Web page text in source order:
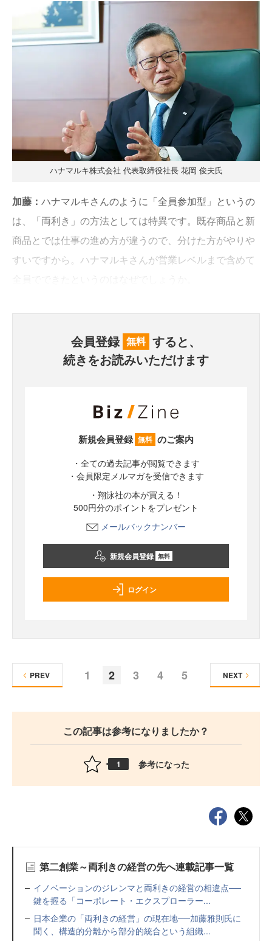
ハナマルキ株式会社 代表取締役社長 花岡 俊夫氏
加藤： ハナマルキさんのように「全員参加型」というの
は、「両利き」の方法としては特異です。既存商品と新
商品とでは仕事の進め方が違うので、分けた方がやりや
すいですから。ハナマルキさんが営業レベルまで含めて
会員登録 無料 すると、
続きをお読みいただけます
新規会員登録 無料 のご案内
・全ての過去記事が閲覧できます
・会員限定メルマガを受信できます
・翔泳社の本が買える！
500円分のポイントをプレゼント
メールバックナンバー
新規会員登録 無料
ログイン
1 2 3 4 5
PREV NEXT
この記事は参考になりましたか？
1 参考になった
第二創業～両利きの経営の先へ連載記事一覧
イノベーションのジレンマと両利きの経営の相違点──
鍵を握る「コーポレート・エクスプローラー...
日本企業の「両利きの経営」の現在地──加藤雅則氏に
聞く、構造的分離から部分的統合という組織...